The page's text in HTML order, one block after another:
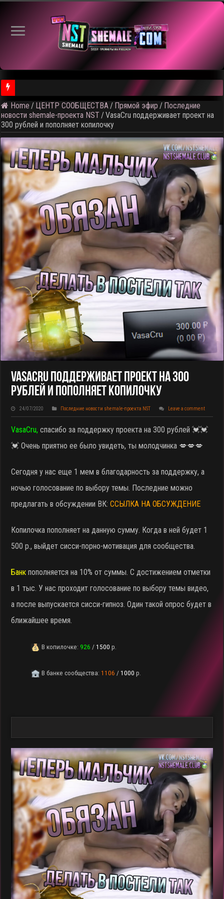
Home / ЦЕНТР СООБЩЕСТВА / Прямой эфир / Последние
новости shemale-проекта NST /VasaCru поддерживает проект на
300 рублей и пополняет копилочку
VasaCru Поддерживает Проект На 300
Рублей И Пополняет Копилочку
24/07/2020 Последние новости shemale-проекта NST Leave a comment
VasaCru, спасибо за поддержку проекта на 300 рублей 💓💓
💓 Очень приятно ее было увидеть, ты молодчинка 💋💋💋
Сегодня у нас еще 1 мем в благодарность за поддержку, а
ночью голосование по выбору темы. Последние можно
предлагать в обсуждении ВК:ССЫЛКА НА ОБСУЖДЕНИЕ
Копилочка пополняет на данную сумму. Когда в ней будет 1
500 р., выйдет сисси-порно-мотивация для сообщества.
Банк пополняется на 10% от суммы. С достижением отметки
в 1 тыс. У нас проходит голосование по выбору темы видео,
а после выпускается сисси-гипноз. Один такой опрос будет в
ближайшее время.
В копилочке:926 /1500р.
В банке сообщества:1106 /1000р.